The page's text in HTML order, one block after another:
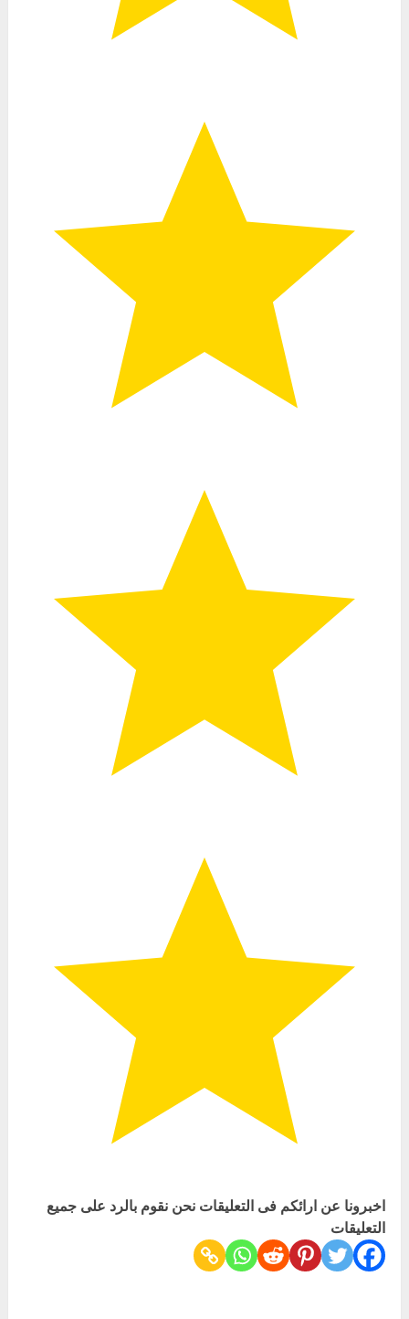
اخبرونا عن ارائكم فى التعليقات نحن نقوم بالرد على جميع
التعليقات